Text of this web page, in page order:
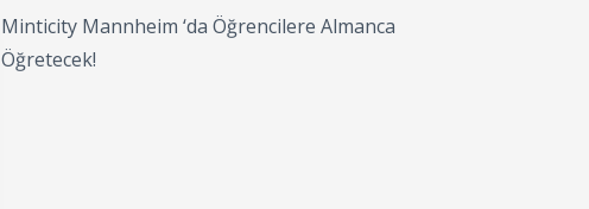
Minticity Mannheim ‘da Öğrencilere Almanca
Öğretecek!